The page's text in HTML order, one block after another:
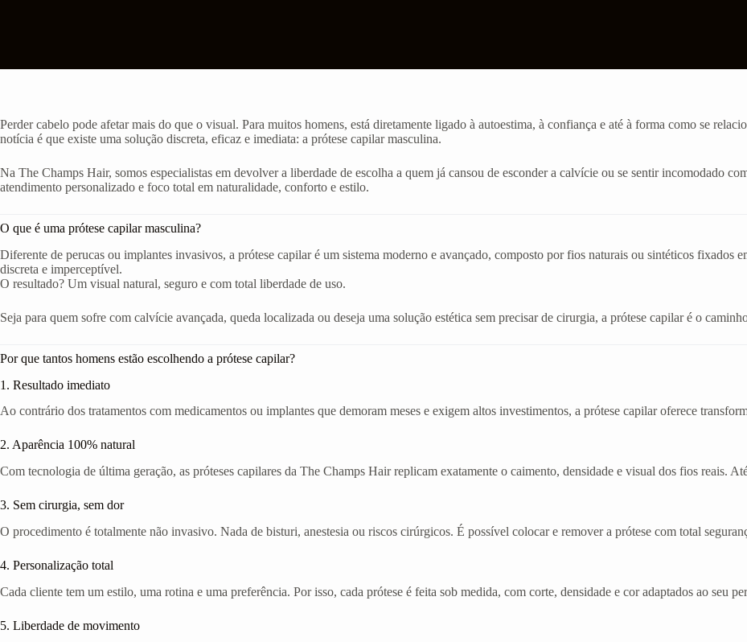
Perder cabelo pode afetar mais do que o visual. Para muitos homens, está diretamente ligado à autoestima, à confiança e até à forma como se
notícia é que existe uma solução discreta, eficaz e imediata: a prótese capilar masculina.
Na The Champs Hair, somos especialistas em devolver a liberdade de escolha a quem já cansou de esconder a calvície ou se sentir incomodado
atendimento personalizado e foco total em naturalidade, conforto e estilo.
O que é uma prótese capilar masculina?
Diferente de perucas ou implantes invasivos, a prótese capilar é um sistema moderno e avançado, composto por fios naturais ou sintéticos fixados
discreta e imperceptível.
O resultado? Um visual natural, seguro e com total liberdade de uso.
Seja para quem sofre com calvície avançada, queda localizada ou deseja uma solução estética sem precisar de cirurgia, a prótese capilar é o
Por que tantos homens estão escolhendo a prótese capilar?
1. Resultado imediato
Ao contrário dos tratamentos com medicamentos ou implantes que demoram meses e exigem altos investimentos, a prótese capilar oferece
2. Aparência 100% natural
Com tecnologia de última geração, as próteses capilares da The Champs Hair replicam exatamente o caimento, densidade e visual dos fios reais.
3. Sem cirurgia, sem dor
O procedimento é totalmente não invasivo. Nada de bisturi, anestesia ou riscos cirúrgicos. É possível colocar e remover a prótese com total
4. Personalização total
Cada cliente tem um estilo, uma rotina e uma preferência. Por isso, cada prótese é feita sob medida, com corte, densidade e cor adaptados ao seu
5. Liberdade de movimento